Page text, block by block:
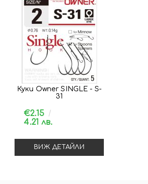
Куки Owner SINGLE - S-
31
€2.15
4.21 лв.
ВИЖ ДЕТАЙЛИ